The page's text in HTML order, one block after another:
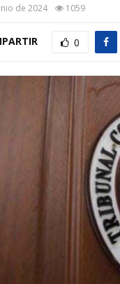
de 2024 1059
0